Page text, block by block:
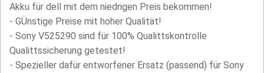
Akku für dell mit dem niedrigen Preis bekommen!
- GÜnstige Preise mit hoher Qualität!
- Sony V525290 sind für 100% Qualittskontrolle
Qualittssicherung getestet!
- Spezieller dafür entworfener Ersatz (passend) für Sony